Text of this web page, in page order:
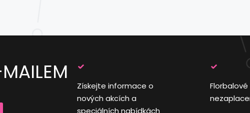
Získejte informace o
nových akcích a
speciálních nabídkách